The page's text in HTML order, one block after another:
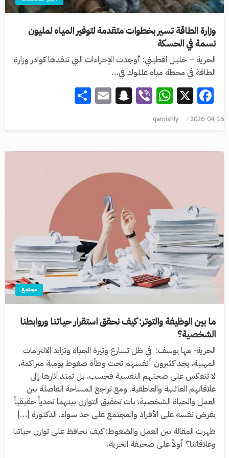
وزارة الطاقة تسير بخطوات متقدمة لتوفير المياه لمليون
نسمة في الحسكة
الحرية – خليل اقطيني: أوجدت الإجراءات التي تنفذها كوادر وزارة
الطاقة في محطة مياه عللوك في…
Facebook
X
WhatsApp
Viber
Snapchat
Email
2026-04-16
qamishly
مجتمع
ما بين الوظيفة والتوتر: كيف نحقق استقرار حياتنا وروابطنا
الشخصية؟
الحرية- مها يوسف: في ظل تسارع وتيرة الحياة وتزايد الالتزامات
المهنية، يجد كثيرون أنفسهم تحت وطأة ضغوط يومية متراكمة،
لا تنعكس على صحتهم النفسية فحسب، بل تمتد آثارها إلى
علاقاتهم العائلية والعاطفية. ومع تراجع المساحة الفاصلة بين
العمل والحياة الشخصية، بات تحقيق التوازن بينهما تحدياً حقيقياً
يفرض نفسه على الأفراد والمجتمع على حد سواء. الدكتورة […]
ظهرت المقالة بين العمل والضغوط: كيف نحافظ على توازن حياتنا
وعلاقاتنا؟ أولاً على صحيفة الحرية.